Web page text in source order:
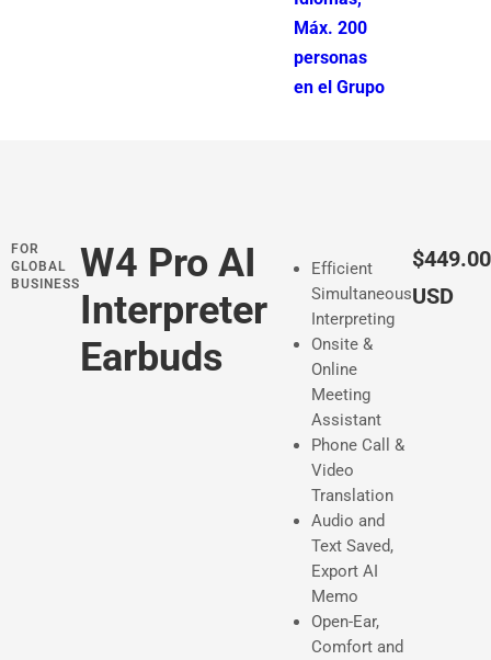
Máx. 200
personas
en el Grupo
FOR
GLOBAL
BUSINESSW4 Pro AI
Interpreter
Earbuds
Efficient
Simultaneous
Interpreting
Onsite &
Online
Meeting
Assistant
Phone Call &
Video
Translation
Audio and
Text Saved,
Export AI
Memo
Open-Ear,
Comfort and
P
r
$449.00
USD